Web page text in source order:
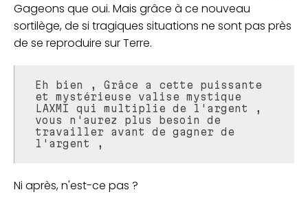
Gageons que oui. Mais grâce à ce nouveau
sortilège, de si tragiques situations ne sont pas près
de se reproduire sur Terre.
Eh bien , Grâce a cette puissante
et mystérieuse valise mystique
LAXMI qui multiplie de l'argent ,
vous n'aurez plus besoin de
travailler avant de gagner de
l'argent ,
Ni après, n'est-ce pas ?